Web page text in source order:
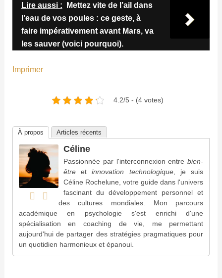
Lire aussi :
Mettez vite de l’ail dans
l’eau de vos poules : ce geste, à
faire impérativement avant Mars, va
les sauver (voici pourquoi).
Imprimer
4.2/5 - (4 votes)
À propos Articles récents
Céline
Passionnée par l'interconnexion entrebien-
êtreetinnovation technologique, je suis
Céline Rochelune, votre guide dans l'univers
fascinant du développement personnel et
des cultures mondiales. Mon parcours
académique en psychologie s'est enrichi d'une
spécialisation en coaching de vie, me permettant
aujourd'hui de partager des stratégies pragmatiques pour
un quotidien harmonieux et épanoui.